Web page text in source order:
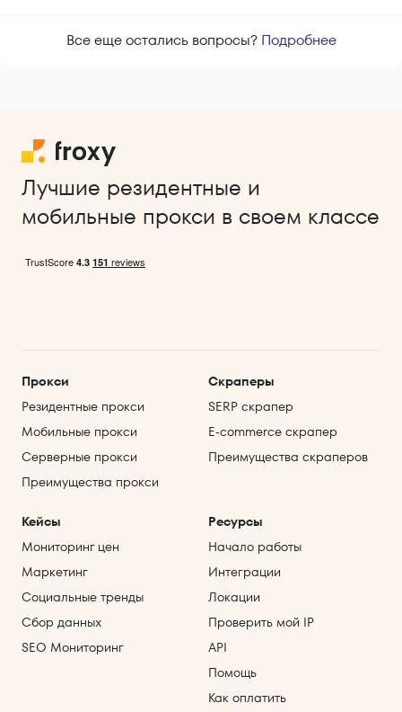
Все еще остались вопросы? Подробнее
Лучшие резидентные и
мобильные прокси в своем классе
Прокси
Резидентные прокси
Мобильные прокси
Серверные прокси
Преимущества прокси
Скраперы
SERP скрапер
E‑commerce скрапер
Преимущества скраперов
Кейсы
Мониторинг цен
Маркетинг
Социальные тренды
Сбор данных
SEO Мониторинг
Ресурсы
Начало работы
Интеграции
Локации
Проверить мой IP
API
Помощь
Как оплатить